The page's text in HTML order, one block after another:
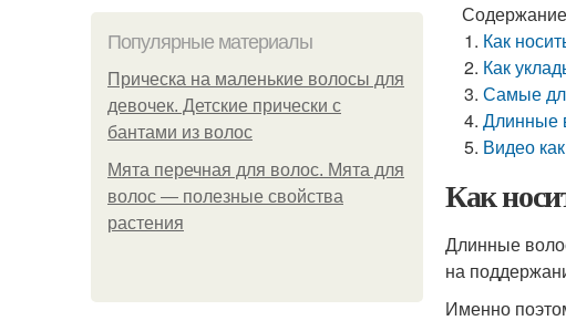
Популярные материалы
Прическа на маленькие волосы для
девочек. Детские прически с
бантами из волос
Мята перечная для волос. Мята для
волос — полезные свойства
растения
Содержание
Как
Как
Самые
Длинные
Видео
Как
Длинные
на
Именно